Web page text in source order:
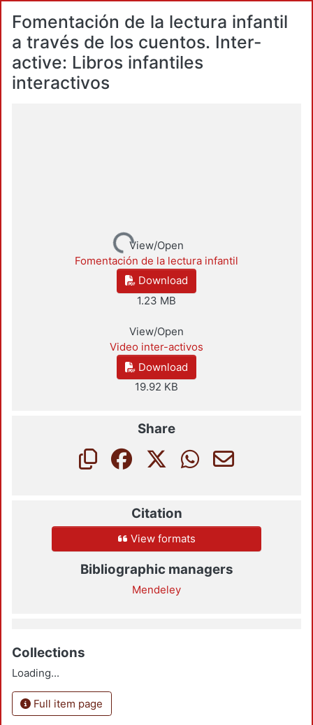
Fomentación de la lectura infantil
a través de los cuentos. Inter-
active: Libros infantiles
interactivos
Loading...View/Open
Fomentación de la lectura infantil
Download
1.23 MB
View/Open
Video inter-activos
Download
19.92 KB
Share
Citation
View formats
Bibliographic managers
Mendeley
Collections
Loading...
Full item page